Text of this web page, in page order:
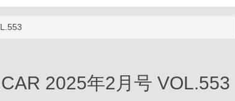
2025年2月号 VOL.553